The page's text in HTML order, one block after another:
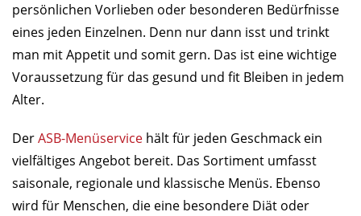
persönlichen Vorlieben oder besonderen Bedürfnisse
eines jeden Einzelnen. Denn nur dann isst und trinkt
man mit Appetit und somit gern. Das ist eine wichtige
Voraussetzung für das gesund und fit Bleiben in jedem
Alter.
DerASB-Menüservice hält für jeden Geschmack ein
vielfältiges Angebot bereit. Das Sortiment umfasst
saisonale, regionale und klassische Menüs. Ebenso
wird für Menschen, die eine besondere Diät oder